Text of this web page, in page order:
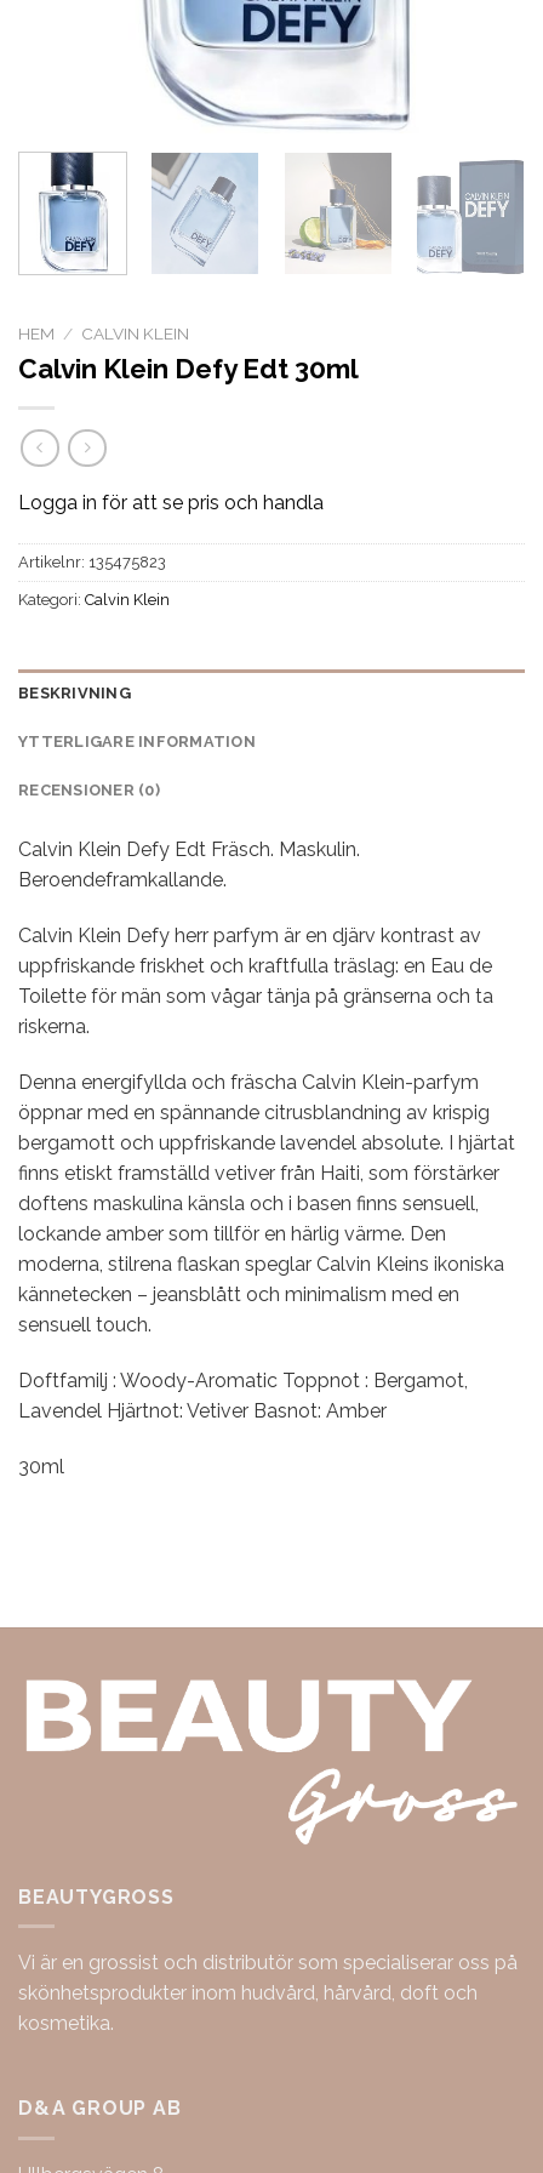
HEM / CALVIN KLEIN
Calvin Klein Defy Edt 30ml
Logga in för att se pris och handla
Artikelnr: 135475823
Kategori: Calvin Klein
BESKRIVNING
YTTERLIGARE INFORMATION
RECENSIONER (0)
Calvin Klein Defy Edt Fräsch. Maskulin.
Beroendeframkallande.
Calvin Klein Defy herr parfym är en djärv kontrast av
uppfriskande friskhet och kraftfulla träslag: en Eau de
Toilette för män som vågar tänja på gränserna och ta
riskerna.
Denna energifyllda och fräscha Calvin Klein-parfym
öppnar med en spännande citrusblandning av krispig
bergamott och uppfriskande lavendel absolute. I hjärtat
finns etiskt framställd vetiver från Haiti, som förstärker
doftens maskulina känsla och i basen finns sensuell,
lockande amber som tillför en härlig värme. Den
moderna, stilrena flaskan speglar Calvin Kleins ikoniska
kännetecken – jeansblått och minimalism med en
sensuell touch.
Doftfamilj : Woody-Aromatic Toppnot : Bergamot,
Lavendel Hjärtnot: Vetiver Basnot: Amber
30ml
BEAUTYGROSS
Vi är en grossist och distributör som specialiserar oss på
skönhetsprodukter inom hudvård, hårvård, doft och
kosmetika.
D&A GROUP AB